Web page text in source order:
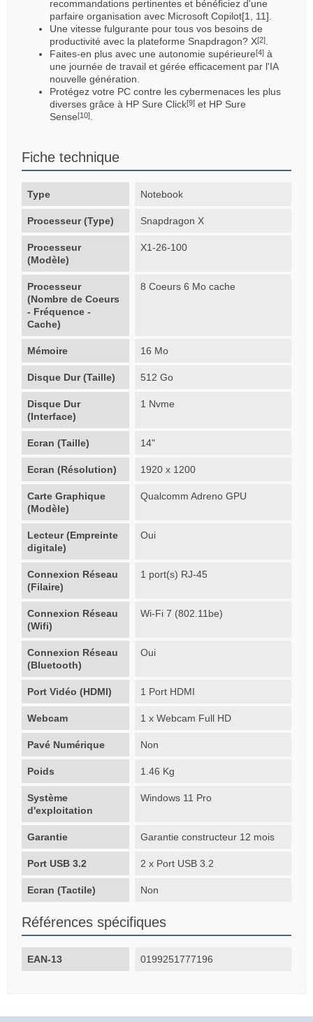
recommandations pertinentes et bénéficiez d'une
parfaire organisation avec Microsoft Copilot[1, 11].
Une vitesse fulgurante pour tous vos besoins de
productivité avec la plateforme Snapdragon? X[2]
Faites-en plus avec une autonomie supérieure[4] à
une journée de travail et gérée efficacement par l'IA
nouvelle génération.
Protégez votre PC contre les cybermenaces les plus
diverses grâce à HP Sure Click[9] et HP Sure
Sense[10]
Fiche technique
Type Notebook
Processeur (Type) Snapdragon X
Processeur
(Modèle)
X1-26-100
Processeur
(Nombre de Coeurs
- Fréquence -
Cache)
8 Coeurs 6 Mo cache
Mémoire 16 Mo
Disque Dur (Taille) 512 Go
Disque Dur
(Interface)
1 Nvme
Ecran (Taille) 14"
Ecran (Résolution) 1920 x 1200
Carte Graphique
(Modèle)
Qualcomm Adreno GPU
Lecteur (Empreinte
digitale)
Oui
Connexion Réseau
(Filaire)
1 port(s) RJ-45
Connexion Réseau
(Wifi)
Wi-Fi 7 (802.11be)
Connexion Réseau
(Bluetooth)
Oui
Port Vidéo (HDMI) 1 Port HDMI
Webcam 1 x Webcam Full HD
Pavé Numérique Non
Poids 1.46 Kg
Système
d'exploitation
Windows 11 Pro
Garantie Garantie constructeur 12 mois
Port USB 3.2 2 x Port USB 3.2
Ecran (Tactile) Non
Références spécifiques
EAN-13 0199251777196